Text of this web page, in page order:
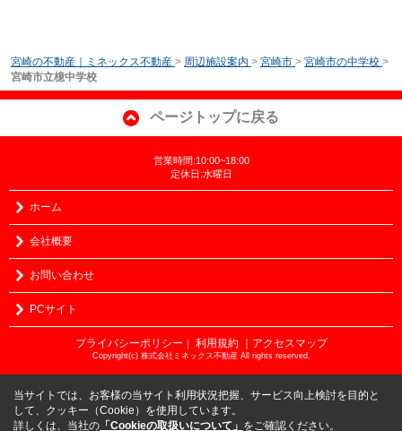
宮崎の不動産｜ミネックス不動産 > 周辺施設案内 > 宮崎市 > 宮崎市の中学校 >
宮崎市立檍中学校
ページトップに戻る
営業時間:10:00~18:00
定休日:水曜日
ホーム
会社概要
お問い合わせ
PCサイト
プライバシーポリシー ｜ 利用規約 ｜アクセスマップ
Copyright(c) 株式会社ミネックス不動産 All rights reserved.
当サイトでは、お客様の当サイト利用状況把握、サービス向上検討を目的と
して、クッキー（Cookie）を使用しています。
詳しくは、当社の 「Cookieの取扱いについて」 をご確認ください。